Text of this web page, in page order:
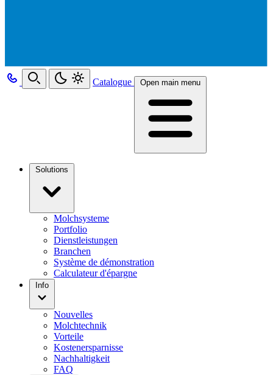
Catalogue Open main menu
Solutions
Molchsysteme
Portfolio
Dienstleistungen
Branchen
Système de démonstration
Calculateur d'épargne
Info
Nouvelles
Molchtechnik
Vorteile
Kostenersparnisse
Nachhaltigkeit
FAQ